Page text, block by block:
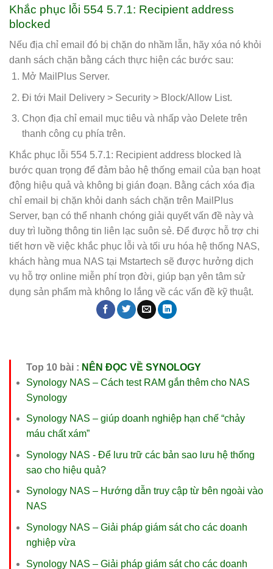
Khắc phục lỗi 554 5.7.1: Recipient address
blocked
Nếu địa chỉ email đó bị chặn do nhầm lẫn, hãy xóa nó khỏi
danh sách chặn bằng cách thực hiện các bước sau:
Mở MailPlus Server.
Đi tới Mail Delivery > Security > Block/Allow List.
Chọn địa chỉ email mục tiêu và nhấp vào Delete trên
thanh công cụ phía trên.
Khắc phục lỗi 554 5.7.1: Recipient address blocked là
bước quan trọng để đảm bảo hệ thống email của bạn hoạt
động hiệu quả và không bị gián đoạn. Bằng cách xóa địa
chỉ email bị chặn khỏi danh sách chặn trên MailPlus
Server, bạn có thể nhanh chóng giải quyết vấn đề này và
duy trì luồng thông tin liên lạc suôn sẻ. Để được hỗ trợ chi
tiết hơn về việc khắc phục lỗi và tối ưu hóa hệ thống NAS,
khách hàng mua NAS tại Mstartech sẽ được hưởng dịch
vụ hỗ trợ online miễn phí trọn đời, giúp bạn yên tâm sử
dụng sản phẩm mà không lo lắng về các vấn đề kỹ thuật.
Top 10 bài : NÊN ĐỌC VỀ SYNOLOGY
Synology NAS – Cách test RAM gắn thêm cho NAS
Synology
Synology NAS – giúp doanh nghiệp hạn chế “chảy
máu chất xám”
Synology NAS - Để lưu trữ các bản sao lưu hệ thống
sao cho hiệu quả?
Synology NAS – Hướng dẫn truy cập từ bên ngoài vào
NAS
Synology NAS – Giải pháp giám sát cho các doanh
nghiệp vừa
Synology NAS – Giải pháp giám sát cho các doanh